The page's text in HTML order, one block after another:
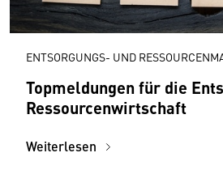
ENTSORGUNGS- UND
Topmeldungen für die
Ressourcenwirtschaft
Weiterlesen